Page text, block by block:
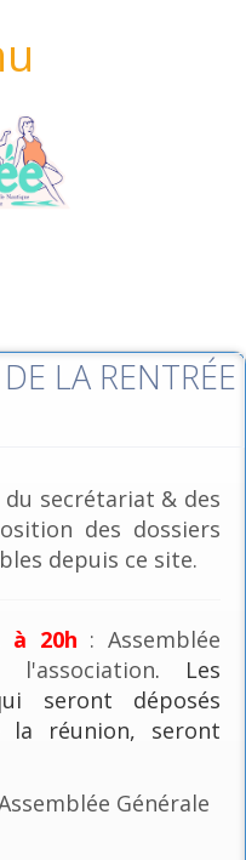
LA RENTRÉE
secrétariat & des
des dossiers
depuis ce site.
à 20h : Assemblée
. Les
seront déposés
la réunion, seront
Générale